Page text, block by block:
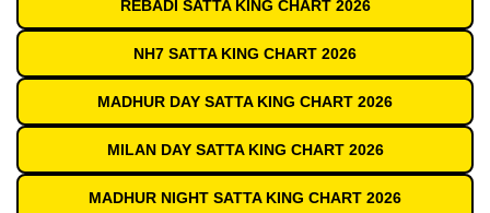
REBADI SATTA KING CHART 2026
NH7 SATTA KING CHART 2026
MADHUR DAY SATTA KING CHART 2026
MILAN DAY SATTA KING CHART 2026
MADHUR NIGHT SATTA KING CHART 2026